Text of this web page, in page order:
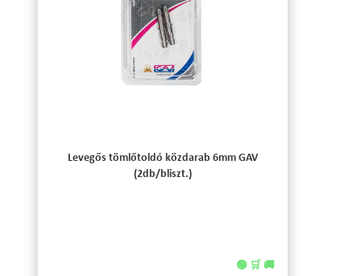
Levegős tömlőtoldó közdarab 6mm GAV
(2db/bliszt.)
🟢 🛒 🚚